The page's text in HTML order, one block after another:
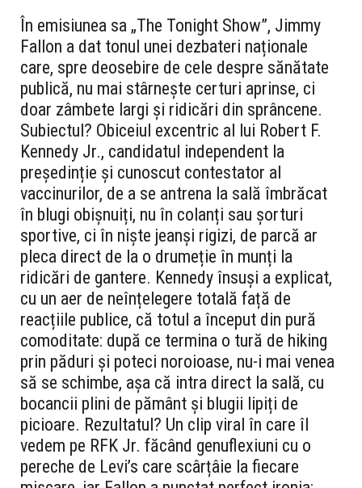
În emisiunea sa „The Tonight Show”, Jimmy
Fallon a dat tonul unei dezbateri naționale
care, spre deosebire de cele despre sănătate
publică, nu mai stârnește certuri aprinse, ci
doar zâmbete largi și ridicări din sprâncene.
Subiectul? Obiceiul excentric al lui Robert F.
Kennedy Jr., candidatul independent la
președinție și cunoscut contestator al
vaccinurilor, de a se antrena la sală îmbrăcat
în blugi obişnuiți, nu în colanți sau șorturi
sportive, ci în niște jeanşi rigizi, de parcă ar
pleca direct de la o drumeție în munți la
ridicări de gantere. Kennedy însuși a explicat,
cu un aer de neînțelegere totală față de
reacțiile publice, că totul a început din pură
comoditate: după ce termina o tură de hiking
prin păduri și poteci noroioase, nu-i mai venea
să se schimbe, așa că intra direct la sală, cu
bocancii plini de pământ și blugii lipiți de
picioare. Rezultatul? Un clip viral în care îl
vedem pe RFK Jr. făcând genuflexiuni cu o
pereche de Levi’s care scârțâie la fiecare